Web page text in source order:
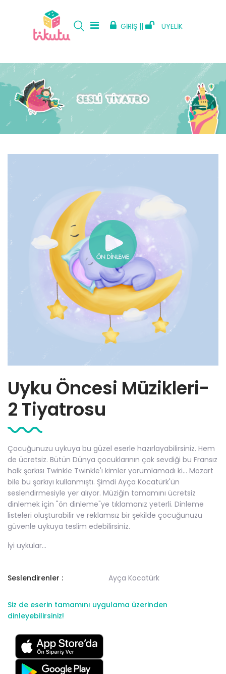
GİRİŞ || ÜYELİK
Uyku Öncesi Müzikleri-
2 Tiyatrosu
Çocuğunuzu uykuya bu güzel eserle hazırlayabilirsiniz. Hem
de ücretsiz. Bütün Dünya çocuklarının çok sevdiği bu Fransız
halk şarkısı Twinkle Twinkle'ı kimler yorumlamadı ki... Mozart
bile bu şarkıyı kullanmıştı. Şimdi Ayça Kocatürk'ün
seslendirmesiyle yer alıyor. Müziğin tamamını ücretsiz
dinlemek için "ön dinleme"ye tıklamanız yeterli. Dinleme
listeleri oluşturabilir ve reklamsız bir şekilde çocuğunuzu
güvenle uykuya teslim edebilirsiniz.
İyi uykular...
Seslendirenler : Ayça Kocatürk
Siz de eserin tamamını uygulama üzerinden
dinleyebilirsiniz!